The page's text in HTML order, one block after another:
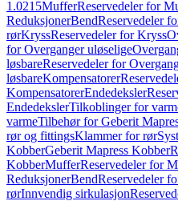
1.0215MufferReservedeler for
ReduksjonerBendReservedeler
rørKryssReservedeler for Kryss
for Overganger uløselige
løsbareReservedeler for
løsbareKompensatorer
KompensatorerEndedeksler
EndedekslerTilkoblinger for
varmeTilbehør for Geberit
rør og fittingsKlammer for rør
KobberGeberit Mapress Kobber
KobberMufferReservedeler for
ReduksjonerBendReservedeler
rørInnvendig sirkulasjon